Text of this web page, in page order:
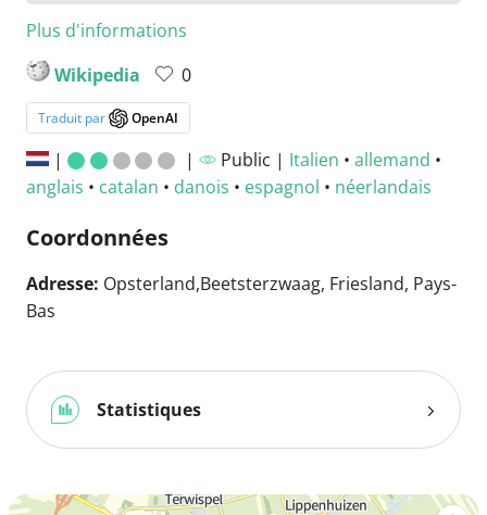
Plus d'informations
Wikipedia
0
Traduit par OpenAI
| | Public | Italien • allemand •
anglais • catalan • danois • espagnol • néerlandais
Coordonnées
Adresse: Opsterland,Beetsterzwaag, Friesland, Pays-
Bas
Statistiques